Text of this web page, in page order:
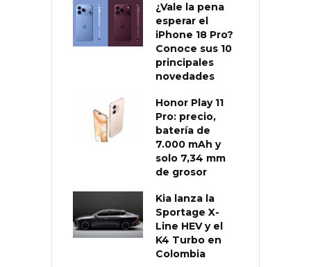
¿Vale la pena
esperar el
iPhone 18 Pro?
Conoce sus 10
principales
novedades
Honor Play 11
Pro: precio,
batería de
7.000 mAh y
solo 7,34 mm
de grosor
Kia lanza la
Sportage X-
Line HEV y el
K4 Turbo en
Colombia